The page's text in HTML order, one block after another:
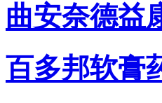
曲安奈德益
百多邦软膏